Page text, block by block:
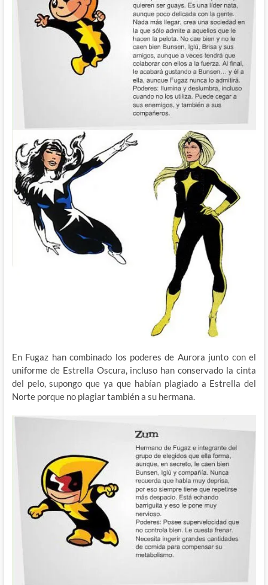
En Fugaz han combinado los poderes de Aurora junto con el
uniforme de Estrella Oscura, incluso han conservado la cinta
del pelo, supongo que ya que habían plagiado a Estrella del
Norte porque no plagiar también a su hermana.